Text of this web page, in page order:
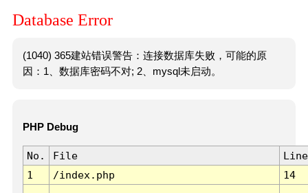
Database Error
(1040) 365建站错误警告：连接数据库失败，可能的原
因：1、数据库密码不对; 2、mysql未启动。
PHP Debug
No. File
Line
1
/index.php 14